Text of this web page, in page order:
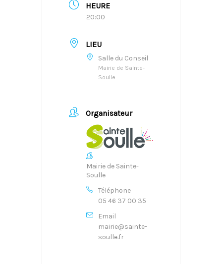
HEURE
20:00
LIEU
Salle du Conseil
Mairie de Sainte-
Soulle
Organisateur
Mairie de Sainte-
Soulle
Téléphone
05 46 37 00 35
Email
mairie@sainte-
soulle.fr